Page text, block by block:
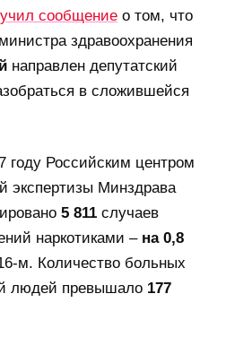
сообщение о том, что
здравоохранения
направлен депутатский
в сложившейся
году Российским центром
экспертизы Минздрава
5 811 случаев
наркотиками – на 0,8
м. Количество больных
людей превышало 177